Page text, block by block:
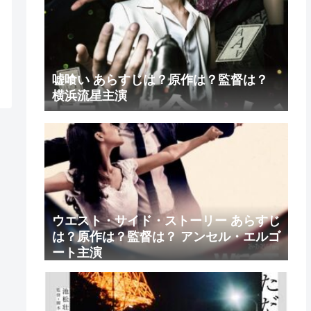
嘘喰い あらすじは？原作は？監督は？
横浜流星主演
ウエスト・サイド・ストーリー あらすじ
は？原作は？監督は？ アンセル・エルゴ
ート主演